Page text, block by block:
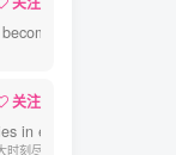
a slave to
关注
in everyday matters
刻尽责